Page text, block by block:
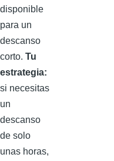
disponible
para un
descanso
corto. Tu
estrategia:
si necesitas
un
descanso
de solo
unas horas,